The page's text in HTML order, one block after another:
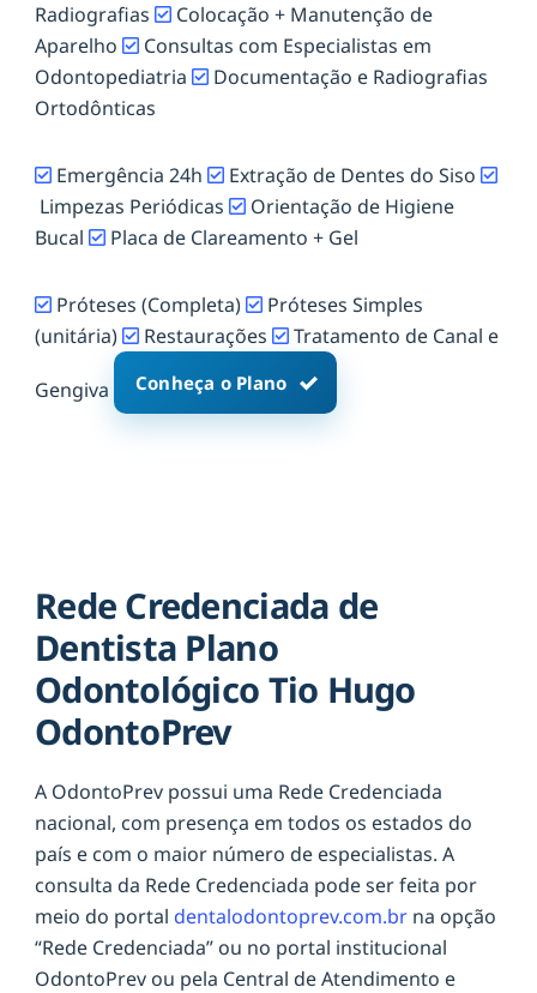
Radiografias
Colocação + Manutenção de
Aparelho
Consultas com Especialistas em
Odontopediatria
Documentação e Radiografias
Ortodônticas
Emergência 24h
Extração de Dentes do Siso
Limpezas Periódicas
Orientação de Higiene
Bucal
Placa de Clareamento + Gel
Próteses (Completa)
Próteses Simples
(unitária)
Restaurações Tratamento de Canal e
Gengiva Conheça o Plano
Rede Credenciada de
Dentista Plano
Odontológico Tio Hugo
OdontoPrev
A OdontoPrev possui uma Rede Credenciada
nacional, com presença em todos os estados do
país e com o maior número de especialistas. A
consulta da Rede Credenciada pode ser feita por
meio do portal dentalodontoprev.com.br na opção
“Rede Credenciada” ou no portal institucional
OdontoPrev ou pela Central de Atendimento e